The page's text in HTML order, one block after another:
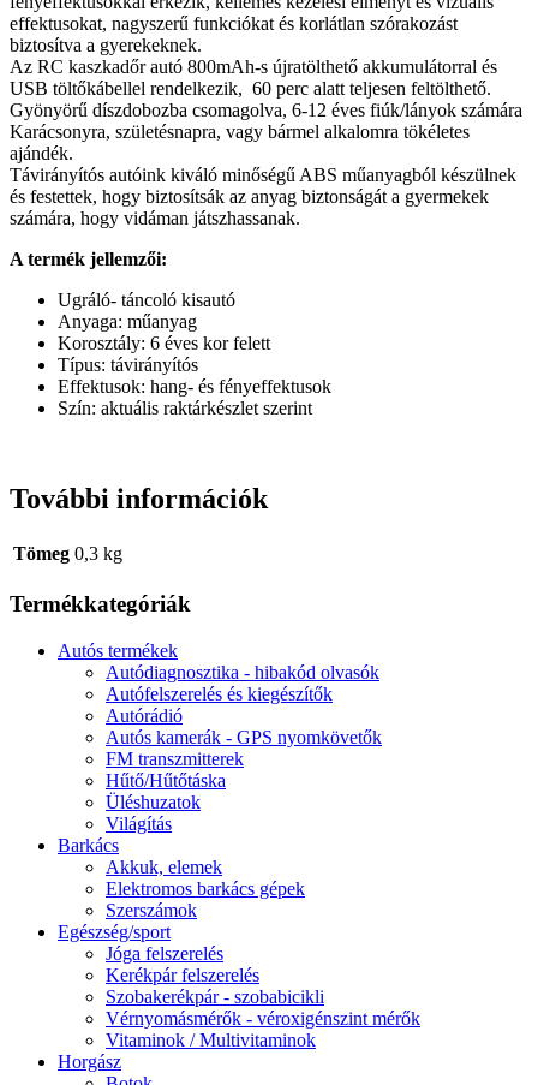
effektusokat, nagyszerű funkciókat és korlátlan szórakozást
biztosítva a gyerekeknek.
Az RC kaszkadőr autó 800mAh-s újratölthető akkumulátorral és
USB töltőkábellel rendelkezik, 60 perc alatt teljesen feltölthető.
Gyönyörű díszdobozba csomagolva, 6-12 éves fiúk/lányok számára
Karácsonyra, születésnapra, vagy bármel alkalomra tökéletes
ajándék.
Távirányítós autóink kiváló minőségű ABS műanyagból készülnek
és festettek, hogy biztosítsák az anyag biztonságát a gyermekek
számára, hogy vidáman játszhassanak.
A termék jellemzői:
Ugráló- táncoló kisautó
Anyaga: műanyag
Korosztály: 6 éves kor felett
Típus: távirányítós
Effektusok: hang- és fényeffektusok
Szín: aktuális raktárkészlet szerint
További információk
Tömeg 0,3 kg
Termékkategóriák
Autós termékek
Autódiagnosztika - hibakód olvasók
Autófelszerelés és kiegészítők
Autórádió
Autós kamerák - GPS nyomkövetők
FM transzmitterek
Hűtő/Hűtőtáska
Üléshuzatok
Világítás
Barkács
Akkuk, elemek
Elektromos barkács gépek
Szerszámok
Egészség/sport
Jóga felszerelés
Kerékpár felszerelés
Szobakerékpár - szobabicikli
Vérnyomásmérők - véroxigénszint mérők
Vitaminok / Multivitaminok
Horgász